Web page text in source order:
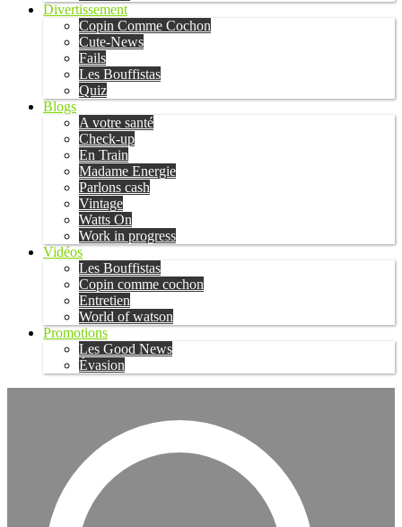
Divertissement
Copin Comme Cochon
Cute-News
Fails
Les Bouffistas
Quiz
Blogs
A votre santé
Check-up
En Train
Madame Energie
Parlons cash
Vintage
Watts On
Work in progress
Vidéos
Les Bouffistas
Copin comme cochon
Entretien
World of watson
Promotions
Les Good News
Évasion